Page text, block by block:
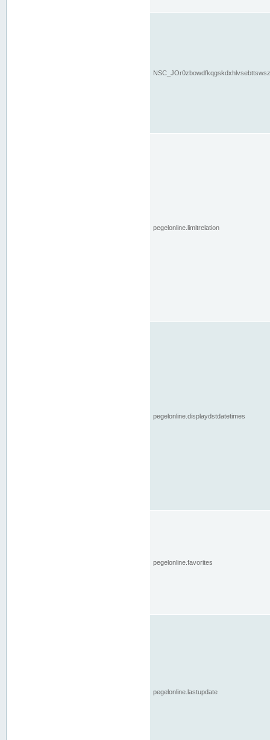
pegelonline.limitrelation
pegelonline.displaydstdatetimes
pegelonline.favorites
pegelonline.lastupdate